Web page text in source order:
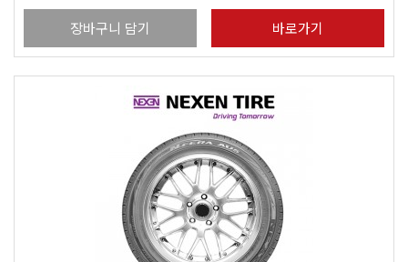
장바구니 담기 바로가기